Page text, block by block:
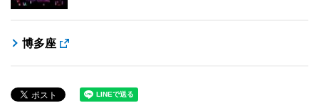
博多座